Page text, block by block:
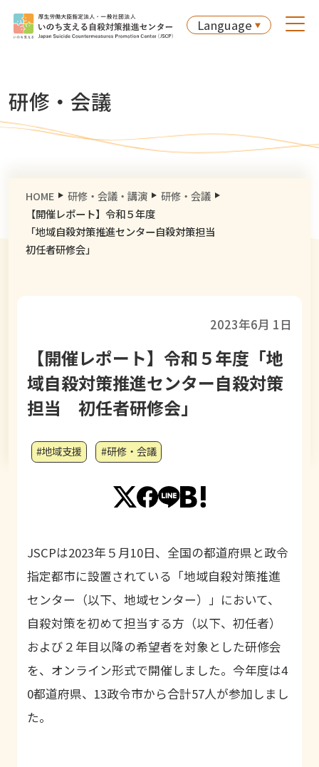
Language
研修・会議
HOME 研修・会議・講演
研修・会議
【開催レポート】令和５年度
「地域自殺対策推進センター自殺対策担当
初任者研修会」
2023年6月 1日
【開催レポート】令和５年度「地
域自殺対策推進センター自殺対策
担当 初任者研修会」
#地域支援 #研修・会議
JSCPは2023年５月10日、全国の都道府県と政令
指定都市に設置されている「地域自殺対策推進
センター（以下、地域センター）」において、
自殺対策を初めて担当する方（以下、初任者）
および２年目以降の希望者を対象とした研修会
を、オンライン形式で開催しました。今年度は4
0都道府県、13政令市から合計57人が参加しまし
た。